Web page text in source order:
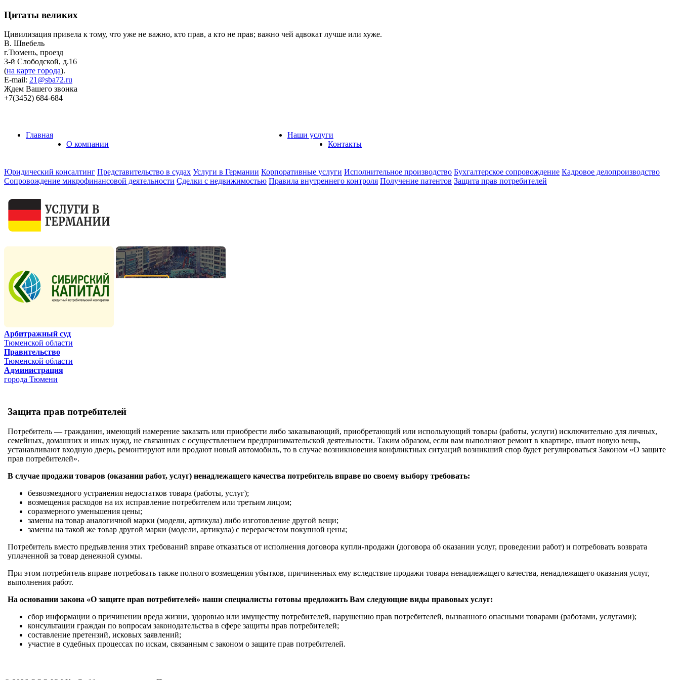
Цитаты великих
Цивилизация привела к тому, что уже не важно, кто прав, а кто не прав; важно чей адвокат лучше или хуже.
В. Швебель
г.Тюмень, проезд
3-й Слободской, д.16
(на карте города).
E-mail: 21@sba72.ru
Ждем Вашего звонка
+7(3452) 684-684
Главная
О компании
Наши услуги
Контакты
Юридический консалтинг Представительство в судах Услуги в Германии Корпоративные услуги Исполнительное производство Бухгалтерское сопровождение Кадровое делопроизводство
Сопровождение микрофинансовой деятельности Сделки с недвижимостью Правила внутреннего контроля Получение патентов Защита прав потребителей
Арбитражный суд
Тюменской области
Правительство
Тюменской области
Администрация
города Тюмени
Защита прав потребителей
Потребитель — гражданин, имеющий намерение заказать или приобрести либо заказывающий, приобретающий или использующий товары (работы, услуги) исключительно для личных,
семейных, домашних и иных нужд, не связанных с осуществлением предпринимательской деятельности. Таким образом, если вам выполняют ремонт в квартире, шьют новую вещь,
устанавливают входную дверь, ремонтируют или продают новый автомобиль, то в случае возникновения конфликтных ситуаций возникший спор будет регулироваться Законом «О защите
прав потребителей».
В случае продажи товаров (оказании работ, услуг) ненадлежащего качества потребитель вправе по своему выбору требовать:
безвозмездного устранения недостатков товара (работы, услуг);
возмещения расходов на их исправление потребителем или третьим лицом;
соразмерного уменьшения цены;
замены на товар аналогичной марки (модели, артикула) либо изготовление другой вещи;
замены на такой же товар другой марки (модели, артикула) с перерасчетом покупной цены;
Потребитель вместо предъявления этих требований вправе отказаться от исполнения договора купли-продажи (договора об оказании услуг, проведении работ) и потребовать возврата
уплаченной за товар денежной суммы.
При этом потребитель вправе потребовать также полного возмещения убытков, причиненных ему вследствие продажи товара ненадлежащего качества, ненадлежащего оказания услуг,
выполнения работ.
На основании закона «О защите прав потребителей» наши специалисты готовы предложить Вам следующие виды правовых услуг:
сбор информации о причинении вреда жизни, здоровью или имуществу потребителей, нарушению прав потребителей, вызванного опасными товарами (работами, услугами);
консультации граждан по вопросам законодательства в сфере защиты прав потребителей;
составление претензий, исковых заявлений;
участие в судебных процессах по искам, связанным с законом о защите прав потребителей.